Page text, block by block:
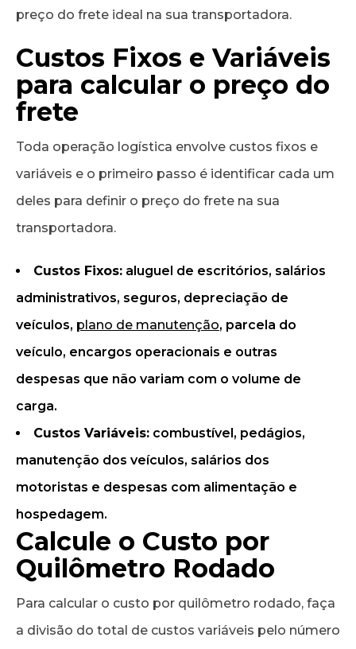
preço do frete ideal na sua transportadora.
Custos Fixos e Variáveis
para calcular o preço do
frete
Toda operação logística envolve custos fixos e
variáveis e o primeiro passo é identificar cada um
deles para definir o preço do frete na sua
transportadora.
Custos Fixos: aluguel de escritórios, salários
administrativos, seguros, depreciação de
veículos, plano de manutenção, parcela do
veículo, encargos operacionais e outras
despesas que não variam com o volume de
carga.
Custos Variáveis: combustível, pedágios,
manutenção dos veículos, salários dos
motoristas e despesas com alimentação e
hospedagem.
Calcule o Custo por
Quilômetro Rodado
Para calcular o custo por quilômetro rodado, faça
a divisão do total de custos variáveis pelo número